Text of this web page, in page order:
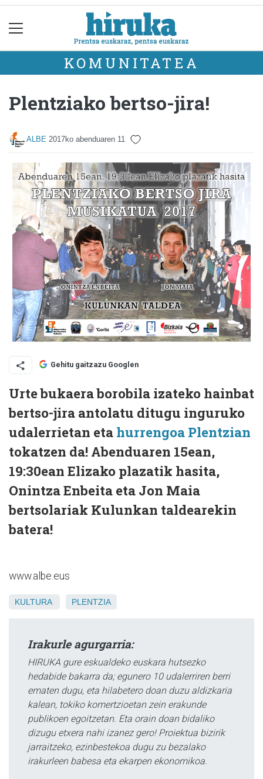
KOMUNITATEA
Plentziako bertso-jira!
ALBE 2017ko abenduaren 11
Gehitu gaitzazu Googlen
Urte bukaera borobila izateko hainbat
bertso-jira antolatu ditugu inguruko
udalerrietan eta hurrengoa Plentzian
tokatzen da! Abenduaren 15ean,
19:30ean Elizako plazatik hasita,
Onintza Enbeita eta Jon Maia
bertsolariak Kulunkan taldearekin
batera!
www.albe.eus
KULTURA PLENTZIA
Irakurle agurgarria:
HIRUKA gure eskualdeko euskara hutsezko
hedabide bakarra da; egunero 10 udalerriren berri
ematen dugu, eta hilabetero doan duzu aldizkaria
kalean, tokiko komertzioetan zein erakunde
publikoen egoitzetan. Eta orain doan bidaliko
dizugu etxera nahi izanez gero! Proiektua bizirik
jarraitzeko, ezinbestekoa dugu zu bezalako
irakurleen babesa eta ekarpen ekonomikoa.